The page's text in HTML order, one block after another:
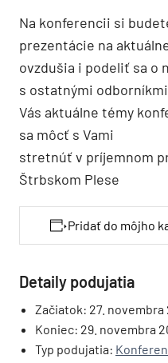
Na konferencii si
prezentácie na
ovzdušia i podeliť sa o
s ostatnými
Vás aktuálne témy
sa môcť s Vami
stretnúť v príjemnom
Štrbskom Plese
Pridať do môjho
Detaily podujatia
Začiatok: 27. novembra
Koniec: 29. novembra
Typ podujatia: